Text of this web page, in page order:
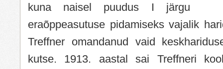
kuna naisel puudus I järgu
eraõppeasutuse pidamiseks vajalik
Treffner omandanud vaid
kutse. 1913. aastal sai Treffneri